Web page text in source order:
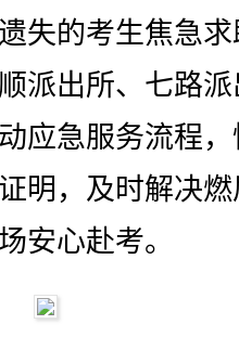
失的考生焦急
派出所、七路
应急服务流程
明，及时解决
安心赴考。